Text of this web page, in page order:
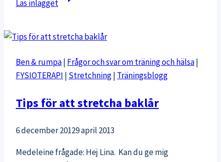
Läs inlägget
vintervåtdräkt
Tiki
Ben & rumpa| Frågor och svar om träning och hälsa|
FYSIOTERAPI | Stretchning| Träningsblogg
Tips för att stretcha baklår
6 december 20129 april 2013
Medeleine frågade: Hej Lina. Kan du ge mig